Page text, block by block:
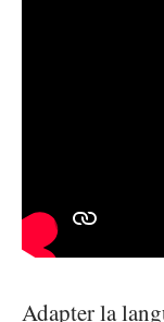
Adapter la